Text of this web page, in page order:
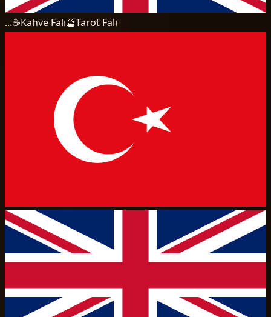
...☕Kahve Falı🔮Tarot Falı